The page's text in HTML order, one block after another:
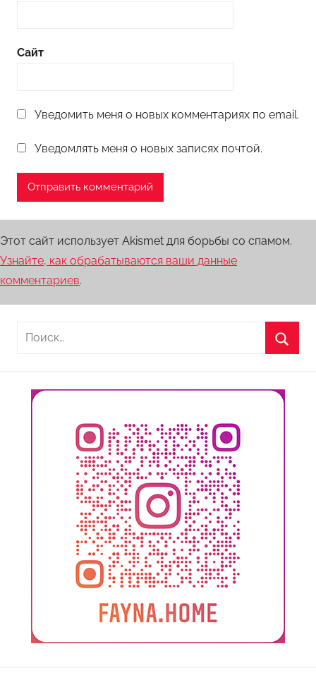
Сайт
Уведомить меня о новых комментариях по email.
Уведомлять меня о новых записях почтой.
Этот сайт использует Akismet для борьбы со спамом.
Узнайте, как обрабатываются ваши данные
комментариев.
Найти: